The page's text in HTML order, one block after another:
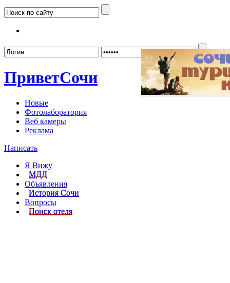
ПриветСочи
Новые
Фотолаборатория
Веб камеры
Реклама
Написать
Я Вижу
МДД
Объявления
История Сочи
Вопросы
Поиск отеля